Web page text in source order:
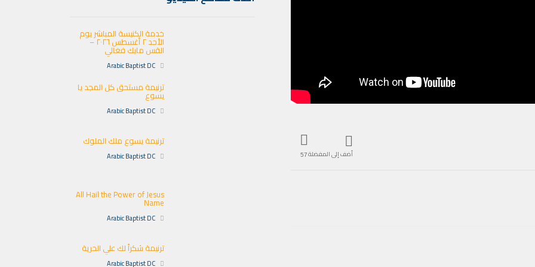
أضف إلى المفضلة57
خدمة الكنيسة المباشر يوم
الأحد ٢ أغسطس ٢٠٢٦ –
القس مايك فغالي
Arabic Baptist DC
ترنيمة مستحق كل المجد يا
يسوع
Arabic Baptist DC
ترنيمة يسوع ملك الملوك
Arabic Baptist DC
All Hail the Power of Jesus
Name
Arabic Baptist DC
ترنيمة شكراً لك علي الحرية
Arabic Baptist DC